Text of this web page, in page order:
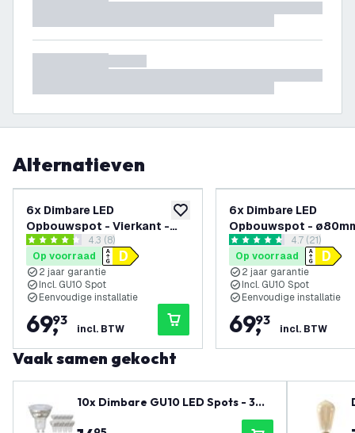
Alternatieven
toevoegen aan verlanglijst
6x Dimbare LED
Opbouwspot - Vierkant -
Zwart - 3W - 2700K -
Kantelbaar
reviews drawer openen
4.3 score sterren4.3 (8)
Op voorraad
2 jaar garantie
Incl. GU10 Spot
Eenvoudige installatie
69,
93
incl. BTW
6x Dimbare LED
Opbouwspot -
Rond - Wit - 3W -
Kantelbaar
reviews
4.7 score sterren4.7 (21)
Op voorraad
2 jaar garantie
Incl. GU10 Spot
Eenvoudige installatie
69,
93
incl. BTW
Vaak samen gekocht
10x Dimbare GU10 LED Spots - 3W
- 2700K - Voordeelverpakking